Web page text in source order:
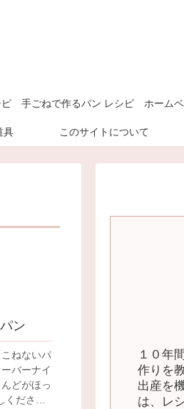
ピ 手ごねで作るパン
具 このサイトについて
ン
ねないパ
バーナイ
どがほっ
くださ
１０年
作りを
出産を
は、レ